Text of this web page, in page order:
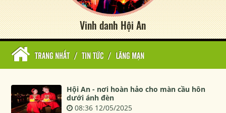
Vinh danh Hội An
TRANG NHẤT / TIN TỨC / LÃNG MẠN
Hội An - nơi hoàn hảo cho màn cầu hôn
dưới ánh đèn
08:36 12/05/2025